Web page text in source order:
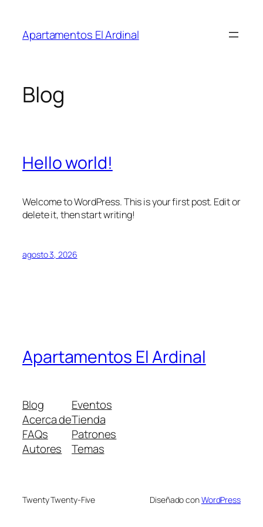
contenido
Apartamentos El Ardinal
Blog
Hello world!
Welcome to WordPress. This is your first post. Edit or
delete it, then start writing!
agosto 3, 2026
Apartamentos El Ardinal
Blog
Acerca de
FAQs
Autores
Eventos
Tienda
Patrones
Temas
Twenty Twenty-Five Diseñado conWordPress